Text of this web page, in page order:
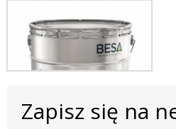
Zapisz się na